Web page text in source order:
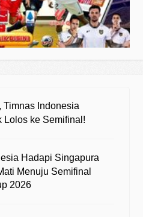
Timnas Indonesia
Lolos ke Semifinal!
Hadapi Singapura
Menuju Semifinal
2026